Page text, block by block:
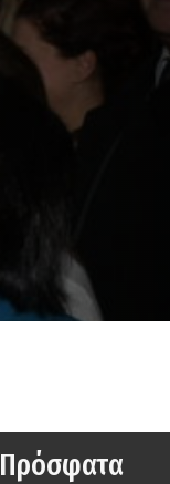
Πρόσφατα